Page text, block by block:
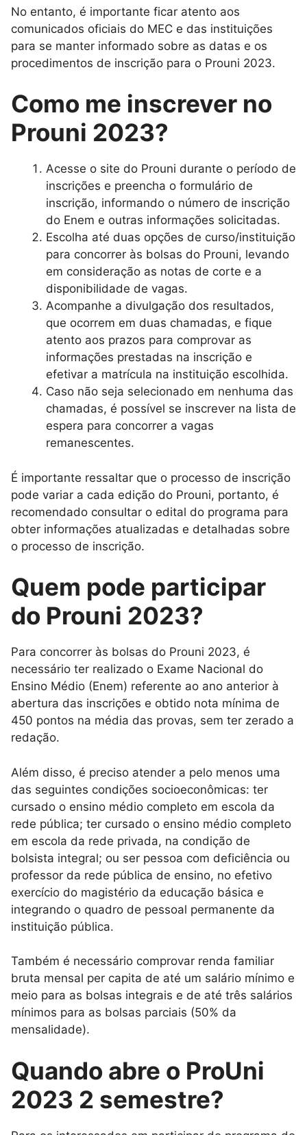
No entanto, é importante ficar atento aos
comunicados oficiais do MEC e das instituições
para se manter informado sobre as datas e os
procedimentos de inscrição para o Prouni 2023.
Como me inscrever no
Prouni 2023?
Acesse o site do Prouni durante o período de
inscrições e preencha o formulário de
inscrição, informando o número de inscrição
do Enem e outras informações solicitadas.
Escolha até duas opções de curso/instituição
para concorrer às bolsas do Prouni, levando
em consideração as notas de corte e a
disponibilidade de vagas.
Acompanhe a divulgação dos resultados,
que ocorrem em duas chamadas, e fique
atento aos prazos para comprovar as
informações prestadas na inscrição e
efetivar a matrícula na instituição escolhida.
Caso não seja selecionado em nenhuma das
chamadas, é possível se inscrever na lista de
espera para concorrer a vagas
remanescentes.
É importante ressaltar que o processo de inscrição
pode variar a cada edição do Prouni, portanto, é
recomendado consultar o edital do programa para
obter informações atualizadas e detalhadas sobre
o processo de inscrição.
Quem pode participar
do Prouni 2023?
Para concorrer às bolsas do Prouni 2023, é
necessário ter realizado o Exame Nacional do
Ensino Médio (Enem) referente ao ano anterior à
abertura das inscrições e obtido nota mínima de
450 pontos na média das provas, sem ter zerado a
redação.
Além disso, é preciso atender a pelo menos uma
das seguintes condições socioeconômicas: ter
cursado o ensino médio completo em escola da
rede pública; ter cursado o ensino médio completo
em escola da rede privada, na condição de
bolsista integral; ou ser pessoa com deficiência ou
professor da rede pública de ensino, no efetivo
exercício do magistério da educação básica e
integrando o quadro de pessoal permanente da
instituição pública.
Também é necessário comprovar renda familiar
bruta mensal per capita de até um salário mínimo e
meio para as bolsas integrais e de até três salários
mínimos para as bolsas parciais (50% da
mensalidade).
Quando abre o ProUni
2023 2 semestre?